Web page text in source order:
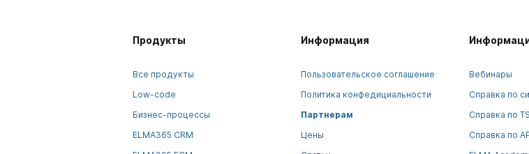
Продукты
Все продукты
Low-code
Бизнес-процессы
ELMA365 CRM
Информация
Пользовательское соглашение
Политика конфедициальности
Партнерам
Цены
Вебинары
Справка по
Справка по
Справка по